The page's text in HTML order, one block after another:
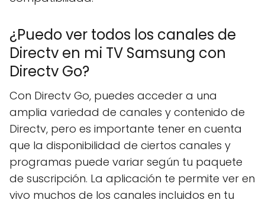
¿Puedo ver todos los canales de
Directv en mi TV Samsung con
Directv Go?
Con Directv Go, puedes acceder a una
amplia variedad de canales y contenido de
Directv, pero es importante tener en cuenta
que la disponibilidad de ciertos canales y
programas puede variar según tu paquete
de suscripción. La aplicación te permite ver en
vivo muchos de los canales incluidos en tu